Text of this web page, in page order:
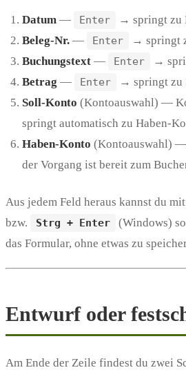
Datum — Enter
→ springt zu
Beleg-Nr. — Enter
→ springt
Buchungstext — Enter
→
Betrag — Enter
→ springt zu
Soll-Konto (Kontoauswahl) —
springt automatisch zu Haben-
Haben-Konto (Kontoauswahl)
der Vorgang ist bereit zum
Aus jedem Feld heraus kannst du mit
bzw.
Strg + Enter (Windows)
das Formular, ohne etwas zu
Entwurf oder
Am Ende der Zeile findest du zwei